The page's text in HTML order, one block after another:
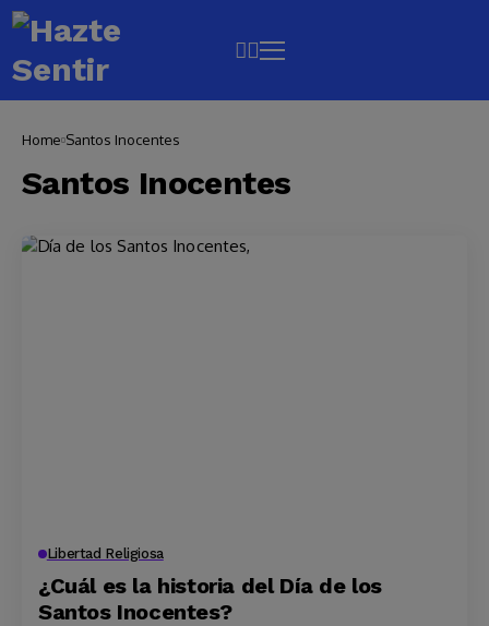
Home Santos Inocentes
Santos Inocentes
Libertad Religiosa
¿Cuál es la historia del Día de los
Santos Inocentes?